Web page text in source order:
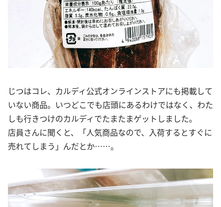
じつはコレ、カルディ公式オンラインストアにも掲載して
いない商品。いつどこでも店頭にあるわけではなく、わた
しも行きつけのカルディでたまたまゲットしました。
店員さんに聞くと、「人気商品なので、入荷するとすぐに
売れてしまう」んだとか……。